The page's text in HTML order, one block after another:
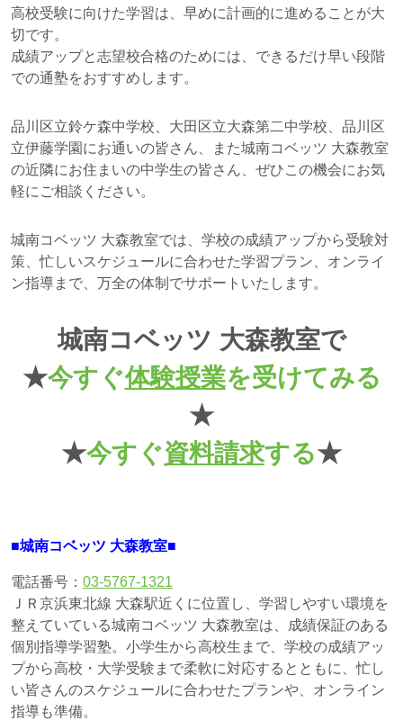
高校受験に向けた学習は、早めに計画的に進めることが大
切です。
成績アップと志望校合格のためには、できるだけ早い段階
での通塾をおすすめします。
品川区立鈴ケ森中学校、大田区立大森第二中学校、品川区
立伊藤学園にお通いの皆さん、また城南コベッツ 大森教室
の近隣にお住まいの中学生の皆さん、ぜひこの機会にお気
軽にご相談ください。
城南コベッツ 大森教室では、学校の成績アップから受験対
策、忙しいスケジュールに合わせた学習プラン、オンライ
ン指導まで、万全の体制でサポートいたします。
城南コベッツ 大森教室で
★今すぐ体験授業を受けてみる
★
★今すぐ資料請求する★
■城南コベッツ 大森教室■
電話番号： 03-5767-1321
ＪＲ京浜東北線 大森駅近くに位置し、学習しやすい環境を
整えていている城南コベッツ 大森教室は、成績保証のある
個別指導学習塾。小学生から高校生まで、学校の成績アッ
プから高校・大学受験まで柔軟に対応するとともに、忙し
い皆さんのスケジュールに合わせたプランや、オンライン
指導も準備。